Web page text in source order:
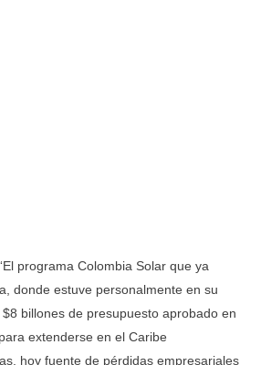
programa Colombia Solar que ya
donde estuve personalmente en su
billones de presupuesto aprobado en
extenderse en el Caribe
hoy fuente de pérdidas empresariales